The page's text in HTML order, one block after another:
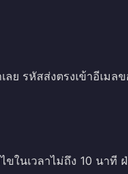
ย รหัสส่งตรงเข้าอีเมล
ขในเวลาไม่ถึง 10 นาที